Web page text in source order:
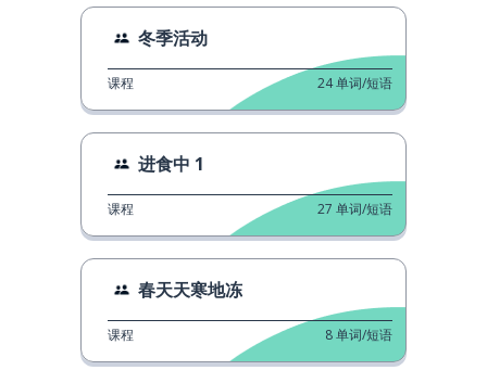
冬季活动
课程 24单词/短语
进食中 1
课程 27 单词/短语
春天天寒地冻
课程 8单词/短语